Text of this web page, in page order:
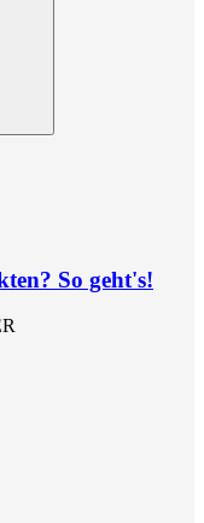
So geht's!